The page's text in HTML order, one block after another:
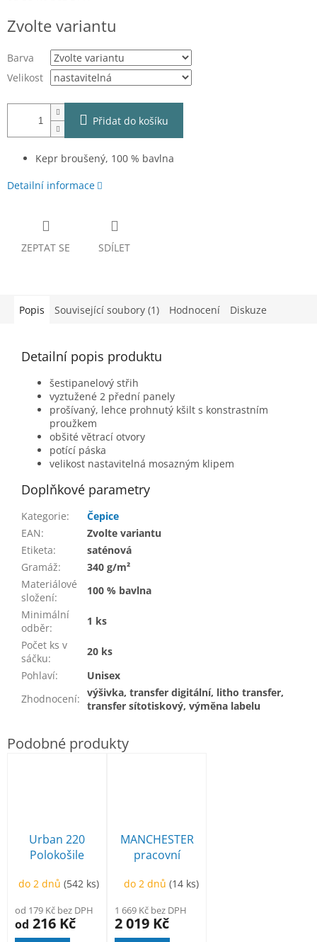
cena:
Zvolte variantu
Barva
Velikost
Přidat do košíku
Kepr broušený, 100 % bavlna
Detailní informace
ZEPTAT SE SDÍLET
Popis Související soubory (1) Hodnocení Diskuze
Detailní popis produktu
šestipanelový střih
vyztužené 2 přední panely
prošívaný, lehce prohnutý kšilt s konstrastním
proužkem
obšité větrací otvory
potící páska
velikost nastavitelná mosazným klipem
Doplňkové parametry
Kategorie:
Čepice
EAN:
Zvolte variantu
Etiketa:
saténová
Gramáž:
340 g/m²
Materiálové
složení:
100 % bavlna
Minimální
odběr:
1 ks
Počet ks v
sáčku:
20 ks
Pohlaví:
Unisex
Zhodnocení: výšivka, transfer digitální, litho transfer,
transfer sítotiskový, výměna labelu
Urban 220
Polokošile
do 2 dnů(542 ks)
od 179 Kč bez DPH
od 216 Kč
MANCHESTER
pracovní
do 2 dnů(14 ks)
1 669 Kč bez DPH
2 019 Kč